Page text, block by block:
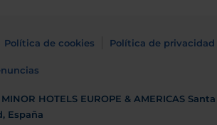
Política de cookies Política de privacidad
MINOR HOTELS EUROPE & AMERICAS
España